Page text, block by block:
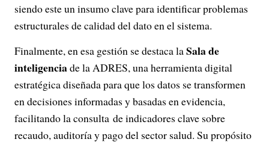
siendo este un insumo clave para identificar problemas
estructurales de calidad del dato en el sistema.
Finalmente, en esa gestión se destaca laSala de
inteligenciade la ADRES, una herramienta digital
estratégica diseñada para que los datos se transformen
en decisiones informadas y basadas en evidencia,
facilitando la consulta de indicadores clave sobre
recaudo, auditoría y pago del sector salud. Su propósito